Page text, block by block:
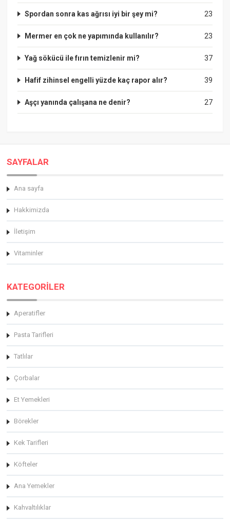
23
Spordan sonra kas ağrısı iyi bir şey mi?
23
Mermer en çok ne yapımında kullanılır?
37
Yağ sökücü ile fırın temizlenir mi?
39
Hafif zihinsel engelli yüzde kaç rapor alır?
27
Aşçı yanında çalışana ne denir?
SAYFALAR
Ana sayfa
Hakkimizda
İletişim
Vitaminler
KATEGORİLER
Aperatifler
Pasta Tarifleri
Tatlılar
Çorbalar
Et Yemekleri
Börekler
Kek Tarifleri
Köfteler
Ana Yemekler
Kahvaltılıklar